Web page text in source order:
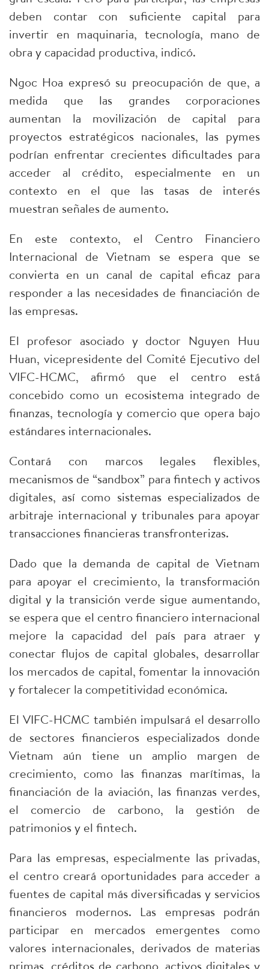
deben contar con suficiente capital para
invertir en maquinaria, tecnología, mano de
obra y capacidad productiva, indicó.
Ngoc Hoa expresó su preocupación de que, a
medida que las grandes corporaciones
aumentan la movilización de capital para
proyectos estratégicos nacionales, las pymes
podrían enfrentar crecientes dificultades para
acceder al crédito, especialmente en un
contexto en el que las tasas de interés
muestran señales de aumento.
En este contexto, el Centro Financiero
Internacional de Vietnam se espera que se
convierta en un canal de capital eficaz para
responder a las necesidades de financiación de
las empresas.
El profesor asociado y doctor Nguyen Huu
Huan, vicepresidente del Comité Ejecutivo del
VIFC-HCMC, afirmó que el centro está
concebido como un ecosistema integrado de
finanzas, tecnología y comercio que opera bajo
estándares internacionales.
Contará con marcos legales flexibles,
mecanismos de “sandbox” para fintech y activos
digitales, así como sistemas especializados de
arbitraje internacional y tribunales para apoyar
transacciones financieras transfronterizas.
Dado que la demanda de capital de Vietnam
para apoyar el crecimiento, la transformación
digital y la transición verde sigue aumentando,
se espera que el centro financiero internacional
mejore la capacidad del país para atraer y
conectar flujos de capital globales, desarrollar
los mercados de capital, fomentar la innovación
y fortalecer la competitividad económica.
El VIFC-HCMC también impulsará el desarrollo
de sectores financieros especializados donde
Vietnam aún tiene un amplio margen de
crecimiento, como las finanzas marítimas, la
financiación de la aviación, las finanzas verdes,
el comercio de carbono, la gestión de
patrimonios y el fintech.
Para las empresas, especialmente las privadas,
el centro creará oportunidades para acceder a
fuentes de capital más diversificadas y servicios
financieros modernos. Las empresas podrán
participar en mercados emergentes como
valores internacionales, derivados de materias